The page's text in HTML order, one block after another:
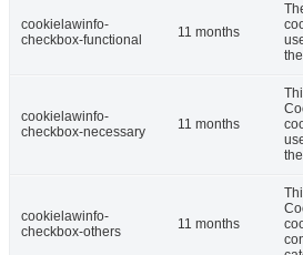
cookielawinfo-
checkbox-functional
11 months
cookielawinfo-
checkbox-necessary
11 months
cookielawinfo-
checkbox-others
11 months